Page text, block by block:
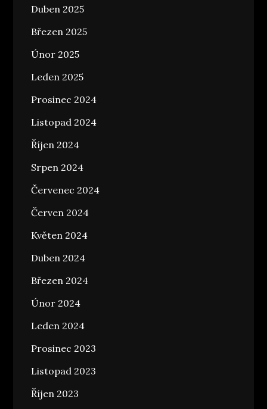
Duben 2025
Březen 2025
Únor 2025
Leden 2025
Prosinec 2024
Listopad 2024
Říjen 2024
Srpen 2024
Červenec 2024
Červen 2024
Květen 2024
Duben 2024
Březen 2024
Únor 2024
Leden 2024
Prosinec 2023
Listopad 2023
Říjen 2023